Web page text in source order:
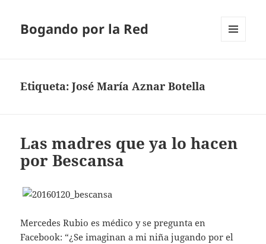
Bogando por la Red
Etiqueta:José María Aznar Botella
Las madres que ya lo hacen
por Bescansa
Mercedes Rubio es médico y se pregunta en
Facebook: “¿Se imaginan a mi niña jugando por el